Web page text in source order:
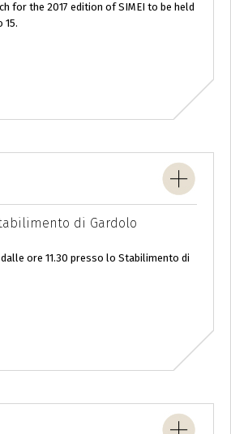
for the 2017 edition of SIMEI to be held
15.
di Gardolo
ore 11.30 presso lo Stabilimento di